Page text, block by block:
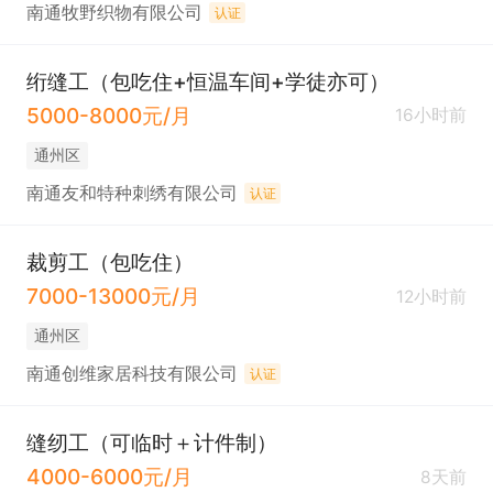
南通牧野织物有限公司 认证
绗缝工（包吃住+恒温车间+学徒亦可）
5000-8000元/月
16小时前
通州区
南通友和特种刺绣有限公司 认证
裁剪工（包吃住）
7000-13000元/月
12小时前
通州区
南通创维家居科技有限公司 认证
缝纫工（可临时＋计件制）
4000-6000元/月
8天前